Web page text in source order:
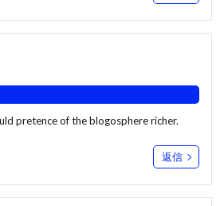
pretence of the blogosphere richer.
返信